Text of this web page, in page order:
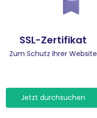
SSL-Zertifikat
Zum Schutz Ihrer Website
Jetzt durchsuchen